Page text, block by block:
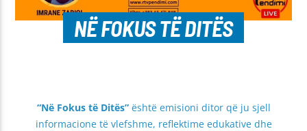
NË FOKUS TË DITËS
“Në Fokus të Ditës”është emisioni ditor që ju sjell
informacione të vlefshme, reflektime edukative dhe